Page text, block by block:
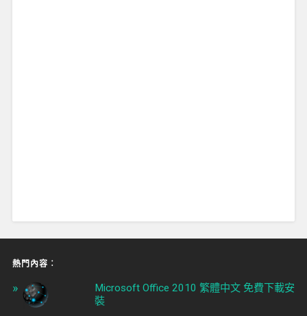
熱門內容︰
Microsoft Office 2010 繁體中文 免費下載安
裝